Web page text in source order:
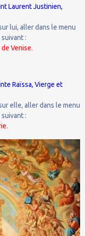
Laurent Justinien,
lui, aller dans le menu
:
Venise.
Raïssa, Vierge et
elle, aller dans le menu
: